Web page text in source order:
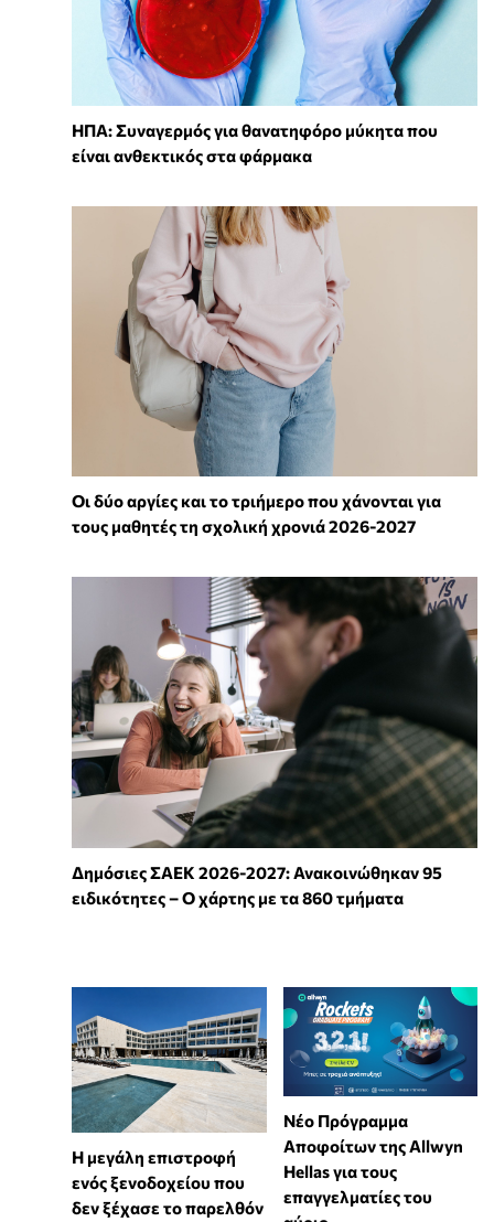
ΗΠΑ: Συναγερμός για θανατηφόρο μύκητα που
είναι ανθεκτικός στα φάρμακα
Οι δύο αργίες και το τριήμερο που χάνονται για
τους μαθητές τη σχολική χρονιά 2026-2027
Δημόσιες ΣΑΕΚ 2026-2027: Ανακοινώθηκαν 95
ειδικότητες – Ο χάρτης με τα 860 τμήματα
Η μεγάλη επιστροφή
ενός ξενοδοχείου που
δεν ξέχασε το παρελθόν
Νέο Πρόγραμμα
Αποφοίτων της Allwyn
Hellas για τους
επαγγελματίες του